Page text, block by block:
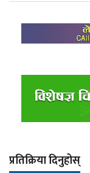
प्रतिक्रिया दिनुहोस्